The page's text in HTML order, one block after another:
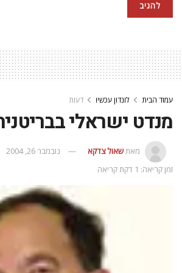
עמוד הבית לונדון עכשיו דעות
מנדט ישראלי
מאתשאול צדקא
נובמבר 26, 2004
זמן קריאה: 1 דקת קריאה